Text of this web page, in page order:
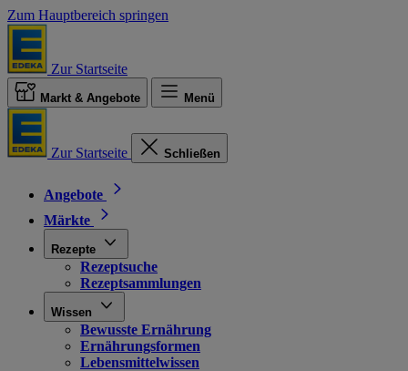
Zum Hauptbereich springen
Zur Startseite
Markt & Angebote Menü
Zur Startseite Schließen
Angebote
Märkte
Rezepte
Rezeptsuche
Rezeptsammlungen
Wissen
Bewusste Ernährung
Ernährungsformen
Lebensmittelwissen